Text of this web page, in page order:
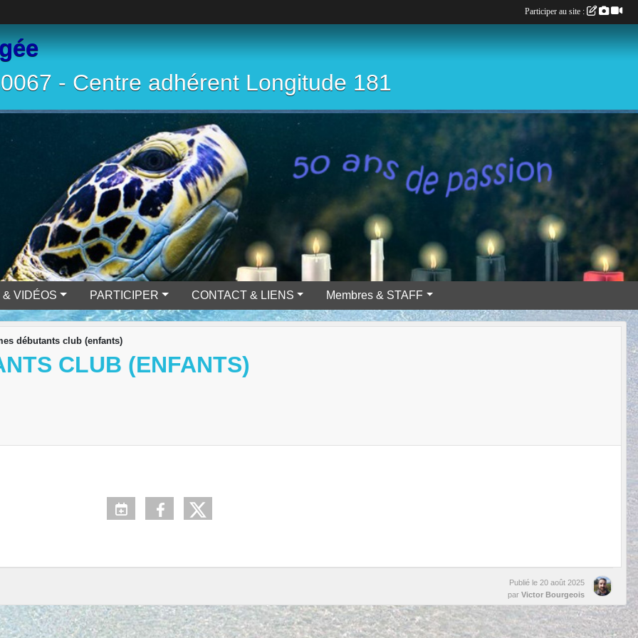
- Centre adhérent Longitude 181
& VIDÉOS PARTICIPER CONTACT & LIENS Membres & STAFF
débutants club (enfants)
CLUB (ENFANTS)
Publié le 20 août 2025
par Victor Bourgeois
Participer au site :